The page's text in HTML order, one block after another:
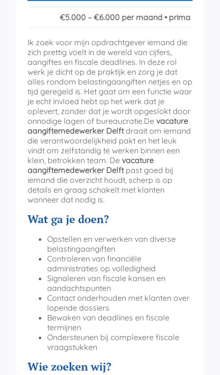
€5.000 – €6.000 per maand • prima
Ik zoek voor mijn opdrachtgever iemand die
zich prettig voelt in de wereld van cijfers,
aangiftes en fiscale deadlines. In deze rol
werk je dicht op de praktijk en zorg je dat
alles rondom belastingaangiften netjes en op
tijd geregeld is. Het gaat om een functie waar
je echt invloed hebt op het werk dat je
oplevert, zonder dat je wordt opgeslokt door
onnodige lagen of bureaucratie.De vacature
aangiftemedewerker Delftdraait om iemand
die verantwoordelijkheid pakt en het leuk
vindt om zelfstandig te werken binnen een
klein, betrokken team. De vacature
aangiftemedewerker Delftpast goed bij
iemand die overzicht houdt, scherp is op
details en graag schakelt met klanten
wanneer dat nodig is.
Wat ga je doen?
Opstellen en verwerken van diverse
belastingaangiften
Controleren van financiële
administraties op volledigheid
Signaleren van fiscale kansen en
aandachtspunten
Contact onderhouden met klanten over
lopende dossiers
Bewaken van deadlines en fiscale
termijnen
Ondersteunen bij complexere fiscale
vraagstukken
Wie zoeken wij?